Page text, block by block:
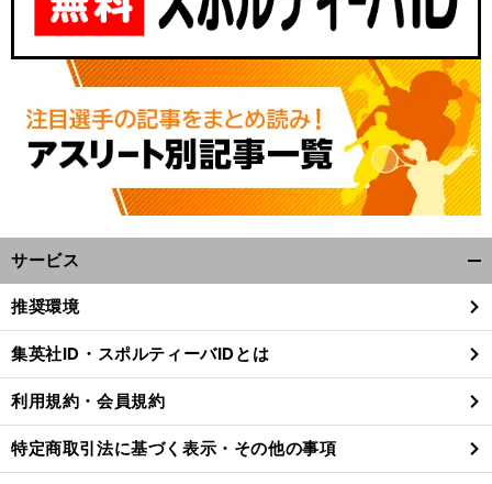
サービス
閉
る
推奨環境
集英社ID・スポルティーバIDとは
利用規約・会員規約
特定商取引法に基づく表示・その他の事項